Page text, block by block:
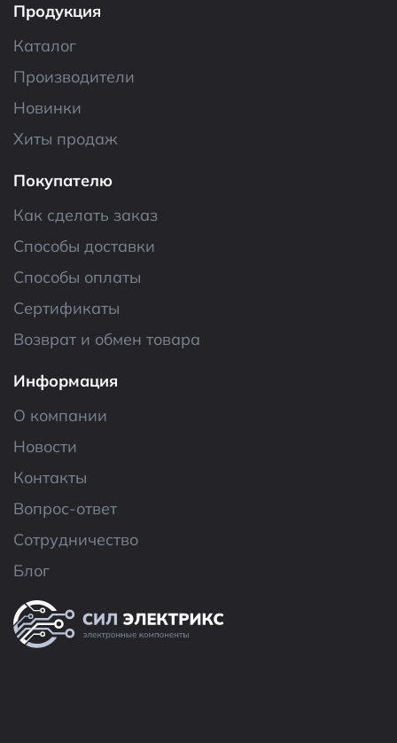
Продукция
Каталог
Производители
Новинки
Хиты продаж
Покупателю
Как сделать заказ
Способы доставки
Способы оплаты
Сертификаты
Возврат и обмен товара
Информация
О компании
Новости
Контакты
Вопрос-ответ
Сотрудничество
Блог